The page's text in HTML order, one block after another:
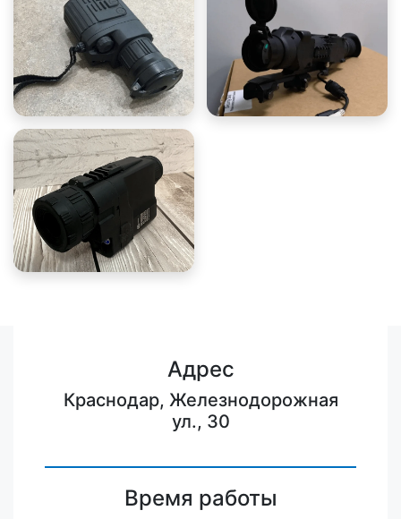
Адрес
Краснодар, Железнодорожная
ул., 30
Время работы